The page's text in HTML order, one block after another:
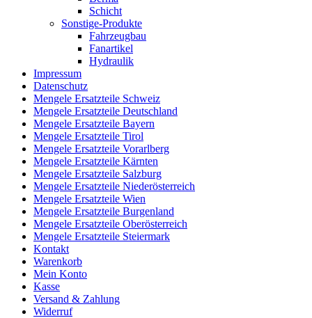
Schicht
Sonstige-Produkte
Fahrzeugbau
Fanartikel
Hydraulik
Impressum
Datenschutz
Mengele Ersatzteile Schweiz
Mengele Ersatzteile Deutschland
Mengele Ersatzteile Bayern
Mengele Ersatzteile Tirol
Mengele Ersatzteile Vorarlberg
Mengele Ersatzteile Kärnten
Mengele Ersatzteile Salzburg
Mengele Ersatzteile Niederösterreich
Mengele Ersatzteile Wien
Mengele Ersatzteile Burgenland
Mengele Ersatzteile Oberösterreich
Mengele Ersatzteile Steiermark
Kontakt
Warenkorb
Mein Konto
Kasse
Versand & Zahlung
Widerruf